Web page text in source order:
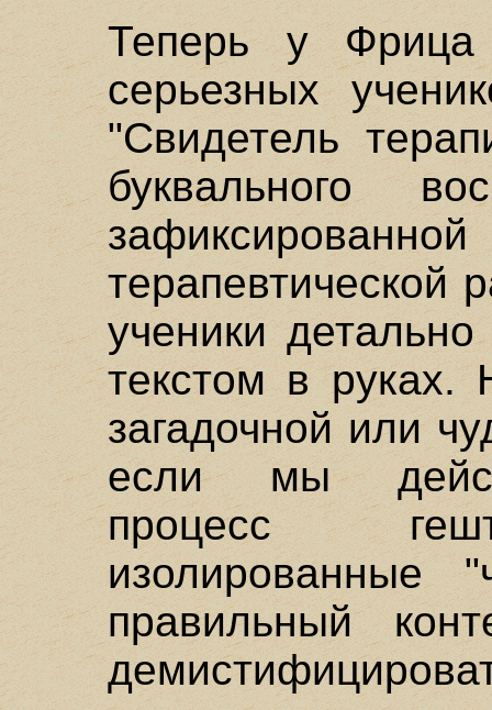
Теперь у Фрица
серьезных
"Свидетель
буквального
терапевтической
ученики
текстом в руках.
загадочной или
если мы
процесс
изолированные
правильный